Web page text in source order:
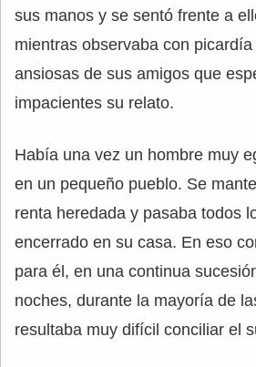
sus manos y se sentó frente a
mientras observaba con
ansiosas de sus amigos que
impacientes su relato.
Había una vez un hombre muy
en un pequeño pueblo. Se
renta heredada y pasaba todos
encerrado en su casa. En eso
para él, en una continua
noches, durante la mayoría de
resultaba muy difícil conciliar el